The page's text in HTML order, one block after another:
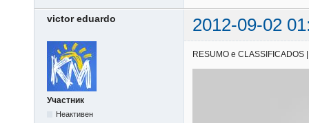
victor eduardo 2012-09-02
Участник
Неактивен
RESUMO e